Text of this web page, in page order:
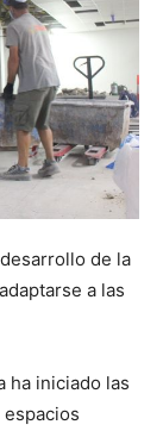
de la
a las
ha iniciado las